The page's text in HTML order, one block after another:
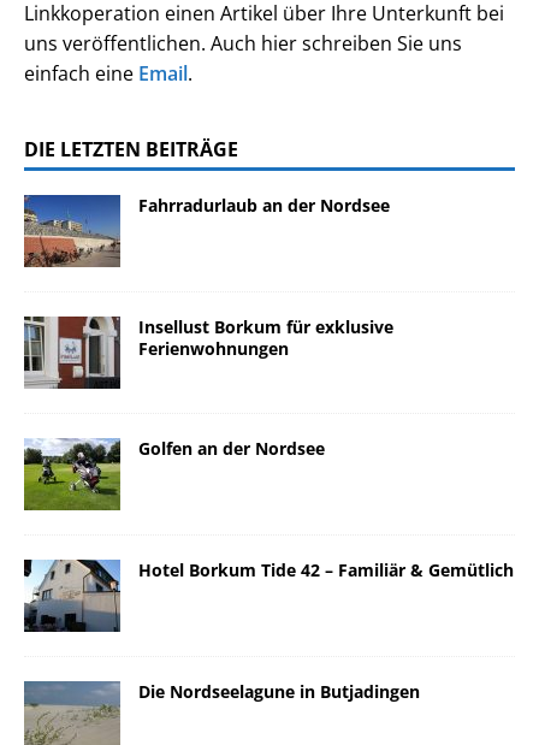
Linkkoperation einen Artikel über Ihre Unterkunft bei
uns veröffentlichen. Auch hier schreiben Sie uns
einfach eine Email.
DIE LETZTEN BEITRÄGE
Fahrradurlaub an der Nordsee
Insellust Borkum für exklusive
Ferienwohnungen
Golfen an der Nordsee
Hotel Borkum Tide 42 – Familiär & Gemütlich
Die Nordseelagune in Butjadingen